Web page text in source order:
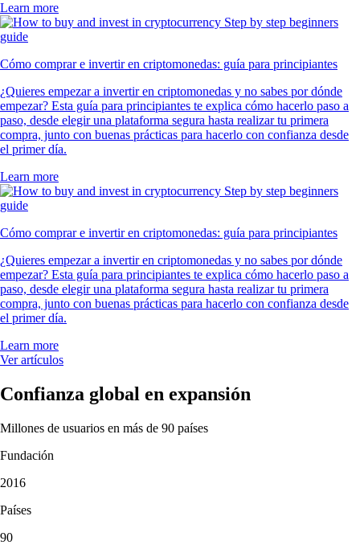
Learn more
Cómo comprar e invertir en criptomonedas: guía para principiantes
¿Quieres empezar a invertir en criptomonedas y no sabes por dónde
empezar? Esta guía para principiantes te explica cómo hacerlo paso a
paso, desde elegir una plataforma segura hasta realizar tu primera
compra, junto con buenas prácticas para hacerlo con confianza desde
el primer día.
Learn more
Cómo comprar e invertir en criptomonedas: guía para principiantes
¿Quieres empezar a invertir en criptomonedas y no sabes por dónde
empezar? Esta guía para principiantes te explica cómo hacerlo paso a
paso, desde elegir una plataforma segura hasta realizar tu primera
compra, junto con buenas prácticas para hacerlo con confianza desde
el primer día.
Learn more
Ver artículos
Confianza global en expansión
Millones de usuarios en más de 90 países
Fundación
2016
Países
90